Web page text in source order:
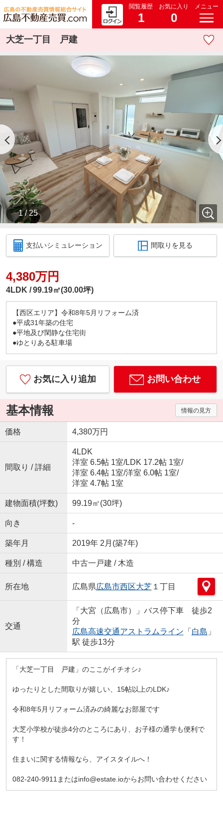
閲覧履歴
1
お気に入り
0
メニュー
大芝一丁目 戸建
1 / 25
支払いシミュレーション 間取りを見る
4,380万円
4LDK 99.19㎡(30.00坪)
【西区エリア】令和8年5月リフォーム済
●平成31年築の住宅
●平地及び閑静な住宅街
●ゆとりある駐車場
お気に入り追加 お問い合わせ
基本情報 情報の見方
価格 4,380万円
間取り / 詳細
4LDK
洋室 6.5帖 1室/LDK 17.2帖 1室/
洋室 6.4帖 1室/洋室 6.0帖 1室/
洋室 4.7帖 1室
建物面積(坪数) 99.19㎡(30坪)
向き -
築年月 2019年 2月(築7年)
種別 / 構造 中古一戸建 / 木造
所在地 広島県広島市西区大芝１丁目
交通
「大宮（広島市）」バス停下車 徒歩2
分
広島高速交通アストラムライン 「 白島 」
駅 徒歩13分
「大芝一丁目 戸建」のここがイチオシ♪
ゆったりとした間取りが嬉しい、15帖以上のLDK♪
令和8年5月リフォーム済みの綺麗なお部屋です
大芝小学校が徒歩4分のところにあり、お子様の通学も便利で
す！
住まいに関する情報なら、アイスタイルへ！
082-240-9911またはinfo@estate.ioからお問い合わせください